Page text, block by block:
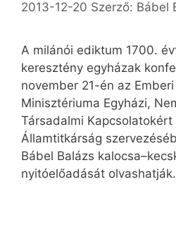
2013-12-20 Szerző: Bábel
A milánói ediktum 1700.
keresztény egyházak
november 21-én az
Minisztériuma Egyházi,
Társadalmi Kapcsolatokért
Államtitkárság
Bábel Balázs
nyitóelőadását olvashatják.